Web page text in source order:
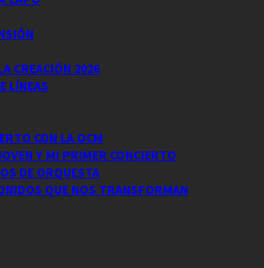
CREACIÓN 2026
LÍNEAS
CON LA OCM
Y MI PRIMER CONCIERTO
DE ORQUESTA
QUE NOS TRANSFORMAN